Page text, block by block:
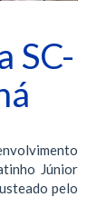
SC-
Júnior
pelo